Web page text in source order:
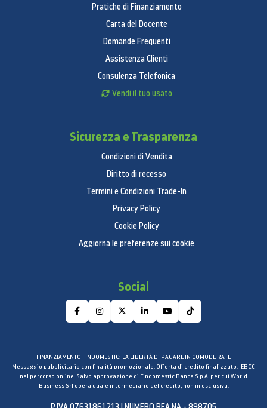
Pratiche di Finanziamento
Carta del Docente
Domande Frequenti
Assistenza Clienti
Consulenza Telefonica
Vendi il tuo usato
Sicurezza e Trasparenza
Condizioni di Vendita
Diritto di recesso
Termini e Condizioni Trade-In
Privacy Policy
Cookie Policy
Aggiorna le preferenze sui cookie
Social
FINANZIAMENTO FINDOMESTIC: LA LIBERTÀ DI PAGARE IN COMODE RATE
Messaggio pubblicitario con finalità promozionale. Offerta di credito finalizzato. IEBCC
nel percorso online. Salvo approvazione di Findomestic Banca S.p.A. per cui World
Business Srl opera quale intermediario del credito, non in esclusiva.